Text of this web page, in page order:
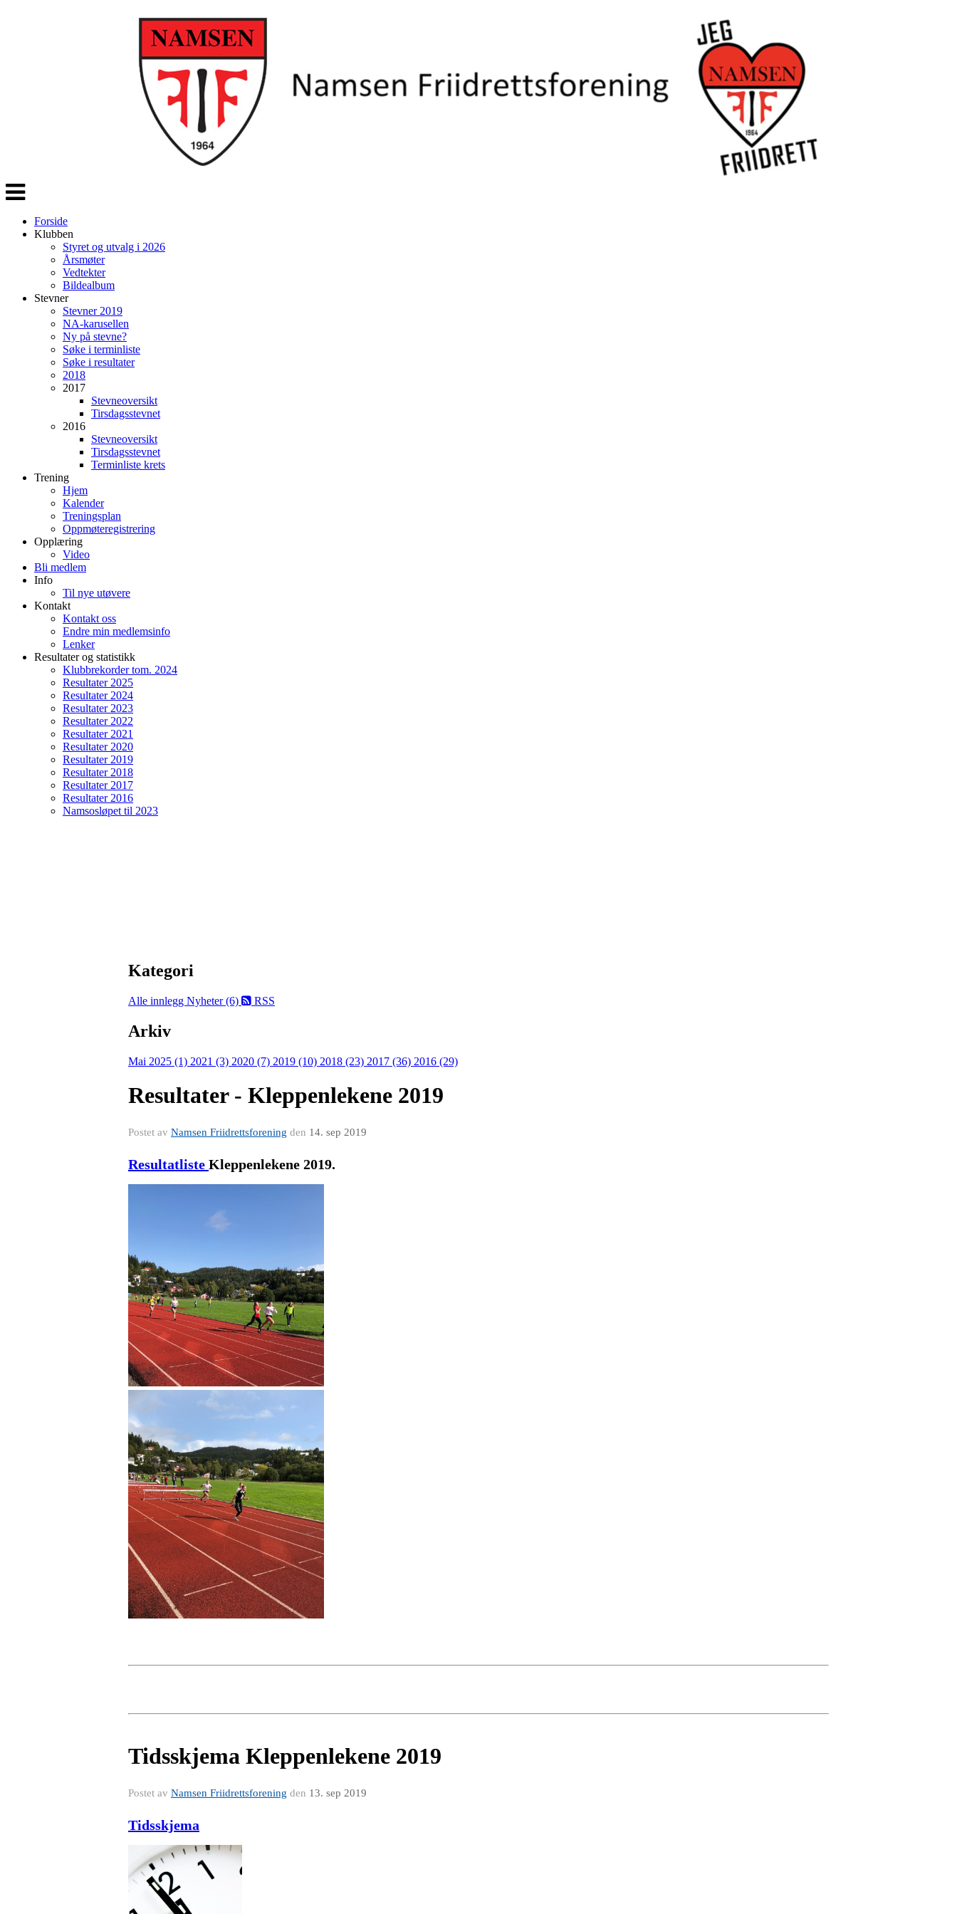
Veksle
navigasjon
Forside
Klubben
Styret og utvalg i 2026
Årsmøter
Vedtekter
Bildealbum
Stevner
Stevner 2019
NA-karusellen
Ny på stevne?
Søke i terminliste
Søke i resultater
2018
2017
Stevneoversikt
Tirsdagsstevnet
2016
Stevneoversikt
Tirsdagsstevnet
Terminliste krets
Trening
Hjem
Kalender
Treningsplan
Oppmøteregistrering
Opplæring
Video
Bli medlem
Info
Til nye utøvere
Kontakt
Kontakt oss
Endre min medlemsinfo
Lenker
Resultater og statistikk
Klubbrekorder tom. 2024
Resultater 2025
Resultater 2024
Resultater 2023
Resultater 2022
Resultater 2021
Resultater 2020
Resultater 2019
Resultater 2018
Resultater 2017
Resultater 2016
Namsosløpet til 2023
Kategori
Alle innlegg Nyheter (6) RSS
Arkiv
Mai 2025 (1) 2021 (3) 2020 (7) 2019 (10) 2018 (23) 2017 (36) 2016 (29)
Resultater - Kleppenlekene 2019
Postet av Namsen Friidrettsforening den 14. sep 2019
Resultatliste Kleppenlekene 2019.
Tidsskjema Kleppenlekene 2019
Postet av Namsen Friidrettsforening den 13. sep 2019
Tidsskjema